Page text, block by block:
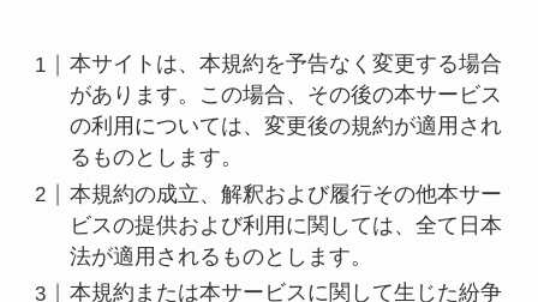
本サイトは、本規約を予告なく変更する場合
があります。この場合、その後の本サービス
の利用については、変更後の規約が適用され
るものとします。
本規約の成立、解釈および履行その他本サー
ビスの提供および利用に関しては、全て日本
法が適用されるものとします。
本規約または本サービスに関して生じた紛争